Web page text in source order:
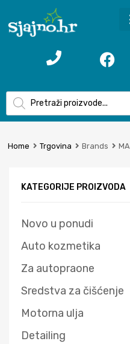
Home Trgovina Brands MA
KATEGORIJE PROIZVODA
Novo u ponudi
Auto kozmetika
Za autopraone
Sredstva za čišćenje
Motorna ulja
Detailing